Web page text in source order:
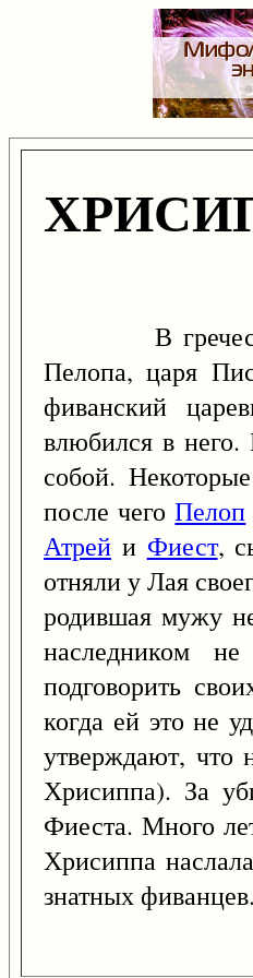
В
Пелопа, царя
фиванский
влюбился в
собой.
после чегоПелоп
Атрей и Фиест,
отняли у Лая
родившая мужу
наследником
подговорить
когда ей это не
утверждают, что
Хрисиппа). За
Фиеста. Много
Хрисиппа
знатных фиванцев.